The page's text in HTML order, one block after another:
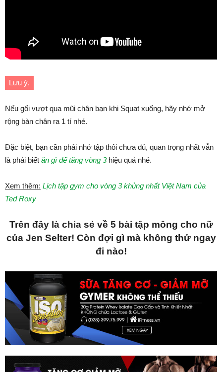
Lưu ý,
Nếu gối vượt qua mũi chân bạn khi Squat xuống, hãy nhớ mở
rộng bàn chân ra 1 tí nhé.
Đặc biệt, bạn cần phải nhớ tập thôi chưa đủ, quan trọng nhất vẫn
là phải biết ăn gì để tăng vòng 3hiệu quả nhé.
Xem thêm: Lịch tập gym cho vòng 3 khủng nhất Việt Nam của
Ted Roxy
Trên đây là chia sẻ về 5 bài tập mông cho nữ
của Jen Selter! Còn đợi gì mà không thử ngay
đi nào!